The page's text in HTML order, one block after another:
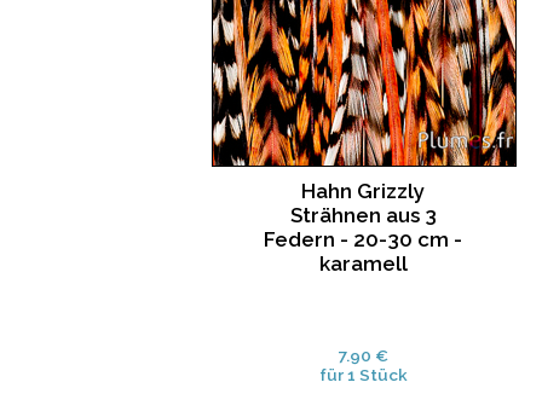
Hahn Grizzly
Strähnen aus 3
Federn - 20-30 cm -
karamell
7.90 €
für 1 Stück